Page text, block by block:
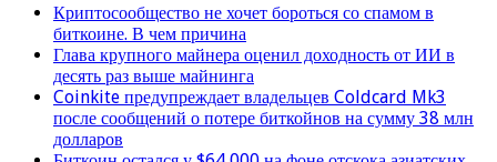
Криптосообщество не хочет бороться со спамом в
биткоине. В чем причина
Глава крупного майнера оценил доходность от ИИ в
десять раз выше майнинга
Coinkite предупреждает владельцев Coldcard Mk3
после сообщений о потере биткойнов на сумму 38 млн
долларов